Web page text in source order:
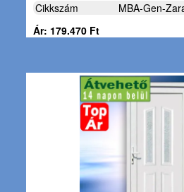
Cikkszám
MBA-Gen-
Ár: 179.470 Ft